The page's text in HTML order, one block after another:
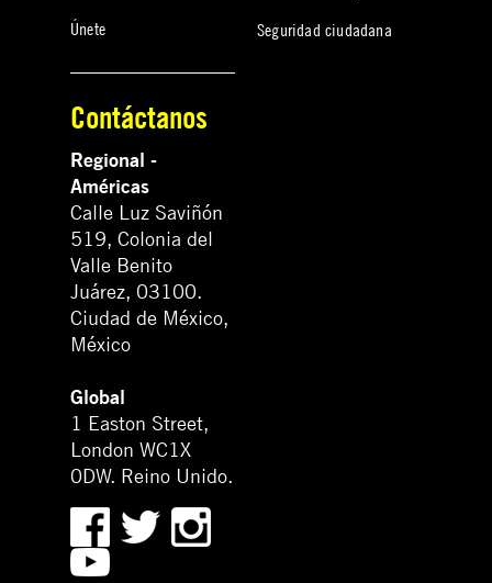
Únete
Seguridad ciudadana
Contáctanos
Regional -
Américas
Calle Luz Saviñón
519, Colonia del
Valle Benito
Juárez, 03100.
Ciudad de México,
México
Global
1 Easton Street,
London WC1X
0DW. Reino Unido.